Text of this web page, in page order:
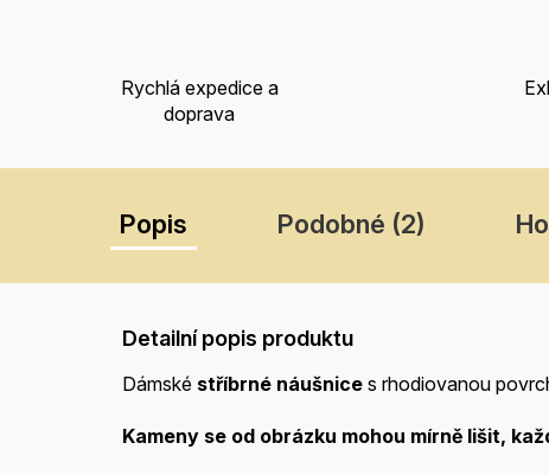
Rychlá expedice a
doprava
Popis Podobné (2)
Detailní popis produktu
Dámské stříbrné náušnice s rhodiovanou
Kameny se od obrázku mohou mírně lišit,